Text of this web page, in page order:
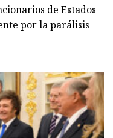
de Estados
por la parálisis